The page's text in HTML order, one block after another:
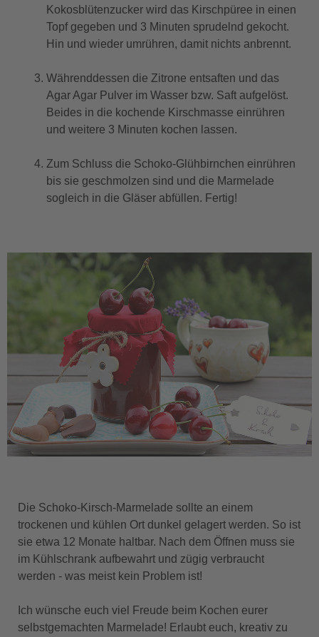
Kokosblütenzucker wird das Kirschpüree in einen
Topf gegeben und 3 Minuten sprudelnd gekocht.
Hin und wieder umrühren, damit nichts anbrennt.
Währenddessen die Zitrone entsaften und das
Agar Agar Pulver im Wasser bzw. Saft aufgelöst.
Beides in die kochende Kirschmasse einrühren
und weitere 3 Minuten kochen lassen.
Zum Schluss die Schoko-Glühbirnchen einrühren
bis sie geschmolzen sind und die Marmelade
sogleich in die Gläser abfüllen. Fertig!
Die Schoko-Kirsch-Marmelade sollte an einem
trockenen und kühlen Ort dunkel gelagert werden. So ist
sie etwa 12 Monate haltbar. Nach dem Öffnen muss sie
im Kühlschrank aufbewahrt und zügig verbraucht
werden - was meist kein Problem ist!
Ich wünsche euch viel Freude beim Kochen eurer
selbstgemachten Marmelade! Erlaubt euch, kreativ zu